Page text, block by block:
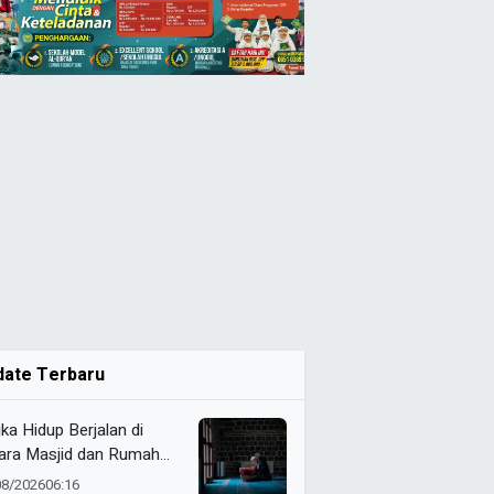
Terbaru
Hidup Berjalan di
Masjid dan Rumah
202606:16